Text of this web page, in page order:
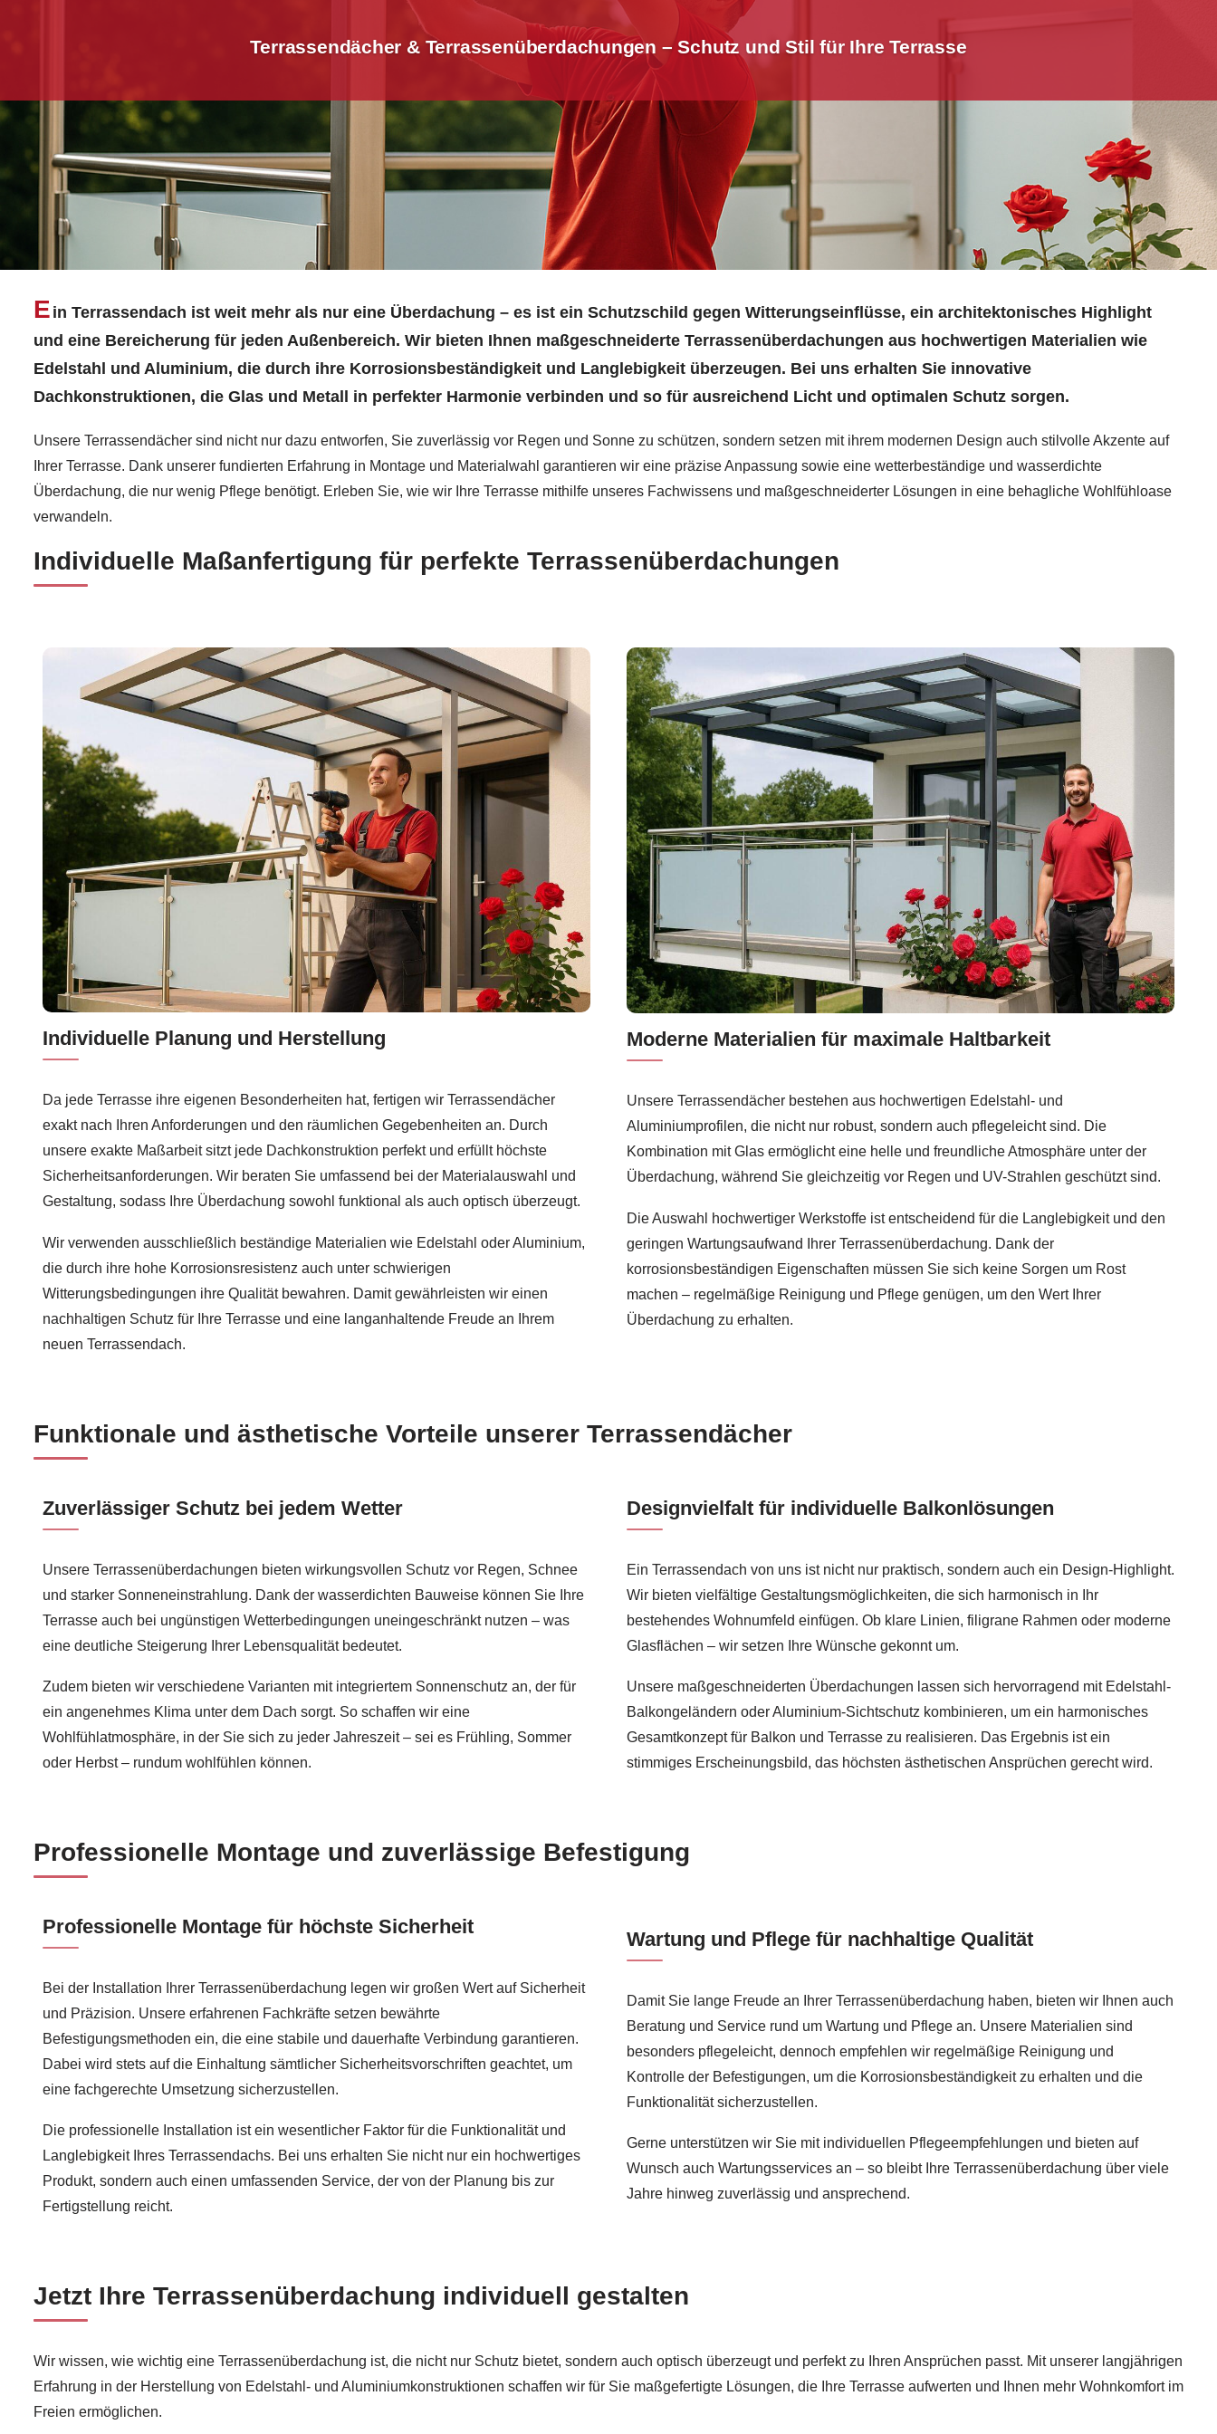
Terrassendächer & Terrassenüberdachungen – Schutz und Stil für Ihre Terrasse
E in Terrassendach ist weit mehr als nur eine Überdachung – es ist ein Schutzschild gegen Witterungseinflüsse, ein architektonisches Highlight
und eine Bereicherung für jeden Außenbereich. Wir bieten Ihnen maßgeschneiderte Terrassenüberdachungen aus hochwertigen Materialien wie
Edelstahl und Aluminium, die durch ihre Korrosionsbeständigkeit und Langlebigkeit überzeugen. Bei uns erhalten Sie innovative
Dachkonstruktionen, die Glas und Metall in perfekter Harmonie verbinden und so für ausreichend Licht und optimalen Schutz sorgen.
Unsere Terrassendächer sind nicht nur dazu entworfen, Sie zuverlässig vor Regen und Sonne zu schützen, sondern setzen mit ihrem modernen Design auch stilvolle Akzente auf
Ihrer Terrasse. Dank unserer fundierten Erfahrung in Montage und Materialwahl garantieren wir eine präzise Anpassung sowie eine wetterbeständige und wasserdichte
Überdachung, die nur wenig Pflege benötigt. Erleben Sie, wie wir Ihre Terrasse mithilfe unseres Fachwissens und maßgeschneiderter Lösungen in eine behagliche Wohlfühloase
verwandeln.
Individuelle Maßanfertigung für perfekte Terrassenüberdachungen
Individuelle Planung und Herstellung
Da jede Terrasse ihre eigenen Besonderheiten hat, fertigen wir Terrassendächer
exakt nach Ihren Anforderungen und den räumlichen Gegebenheiten an. Durch
unsere exakte Maßarbeit sitzt jede Dachkonstruktion perfekt und erfüllt höchste
Sicherheitsanforderungen. Wir beraten Sie umfassend bei der Materialauswahl und
Gestaltung, sodass Ihre Überdachung sowohl funktional als auch optisch überzeugt.
Wir verwenden ausschließlich beständige Materialien wie Edelstahl oder Aluminium,
die durch ihre hohe Korrosionsresistenz auch unter schwierigen
Witterungsbedingungen ihre Qualität bewahren. Damit gewährleisten wir einen
nachhaltigen Schutz für Ihre Terrasse und eine langanhaltende Freude an Ihrem
neuen Terrassendach.
Moderne Materialien für maximale Haltbarkeit
Unsere Terrassendächer bestehen aus hochwertigen Edelstahl- und
Aluminiumprofilen, die nicht nur robust, sondern auch pflegeleicht sind. Die
Kombination mit Glas ermöglicht eine helle und freundliche Atmosphäre unter der
Überdachung, während Sie gleichzeitig vor Regen und UV-Strahlen geschützt sind.
Die Auswahl hochwertiger Werkstoffe ist entscheidend für die Langlebigkeit und den
geringen Wartungsaufwand Ihrer Terrassenüberdachung. Dank der
korrosionsbeständigen Eigenschaften müssen Sie sich keine Sorgen um Rost
machen – regelmäßige Reinigung und Pflege genügen, um den Wert Ihrer
Überdachung zu erhalten.
Funktionale und ästhetische Vorteile unserer Terrassendächer
Zuverlässiger Schutz bei jedem Wetter
Unsere Terrassenüberdachungen bieten wirkungsvollen Schutz vor Regen, Schnee
und starker Sonneneinstrahlung. Dank der wasserdichten Bauweise können Sie Ihre
Terrasse auch bei ungünstigen Wetterbedingungen uneingeschränkt nutzen – was
eine deutliche Steigerung Ihrer Lebensqualität bedeutet.
Zudem bieten wir verschiedene Varianten mit integriertem Sonnenschutz an, der für
ein angenehmes Klima unter dem Dach sorgt. So schaffen wir eine
Wohlfühlatmosphäre, in der Sie sich zu jeder Jahreszeit – sei es Frühling, Sommer
oder Herbst – rundum wohlfühlen können.
Designvielfalt für individuelle Balkonlösungen
Ein Terrassendach von uns ist nicht nur praktisch, sondern auch ein Design-Highlight.
Wir bieten vielfältige Gestaltungsmöglichkeiten, die sich harmonisch in Ihr
bestehendes Wohnumfeld einfügen. Ob klare Linien, filigrane Rahmen oder moderne
Glasflächen – wir setzen Ihre Wünsche gekonnt um.
Unsere maßgeschneiderten Überdachungen lassen sich hervorragend mit Edelstahl-
Balkongeländern oder Aluminium-Sichtschutz kombinieren, um ein harmonisches
Gesamtkonzept für Balkon und Terrasse zu realisieren. Das Ergebnis ist ein
stimmiges Erscheinungsbild, das höchsten ästhetischen Ansprüchen gerecht wird.
Professionelle Montage und zuverlässige Befestigung
Professionelle Montage für höchste Sicherheit
Bei der Installation Ihrer Terrassenüberdachung legen wir großen Wert auf Sicherheit
und Präzision. Unsere erfahrenen Fachkräfte setzen bewährte
Befestigungsmethoden ein, die eine stabile und dauerhafte Verbindung garantieren.
Dabei wird stets auf die Einhaltung sämtlicher Sicherheitsvorschriften geachtet, um
eine fachgerechte Umsetzung sicherzustellen.
Die professionelle Installation ist ein wesentlicher Faktor für die Funktionalität und
Langlebigkeit Ihres Terrassendachs. Bei uns erhalten Sie nicht nur ein hochwertiges
Produkt, sondern auch einen umfassenden Service, der von der Planung bis zur
Fertigstellung reicht.
Wartung und Pflege für nachhaltige Qualität
Damit Sie lange Freude an Ihrer Terrassenüberdachung haben, bieten wir Ihnen auch
Beratung und Service rund um Wartung und Pflege an. Unsere Materialien sind
besonders pflegeleicht, dennoch empfehlen wir regelmäßige Reinigung und
Kontrolle der Befestigungen, um die Korrosionsbeständigkeit zu erhalten und die
Funktionalität sicherzustellen.
Gerne unterstützen wir Sie mit individuellen Pflegeempfehlungen und bieten auf
Wunsch auch Wartungsservices an – so bleibt Ihre Terrassenüberdachung über viele
Jahre hinweg zuverlässig und ansprechend.
Jetzt Ihre Terrassenüberdachung individuell gestalten
Wir wissen, wie wichtig eine Terrassenüberdachung ist, die nicht nur Schutz bietet, sondern auch optisch überzeugt und perfekt zu Ihren Ansprüchen passt. Mit unserer langjährigen
Erfahrung in der Herstellung von Edelstahl- und Aluminiumkonstruktionen schaffen wir für Sie maßgefertigte Lösungen, die Ihre Terrasse aufwerten und Ihnen mehr Wohnkomfort im
Freien ermöglichen.